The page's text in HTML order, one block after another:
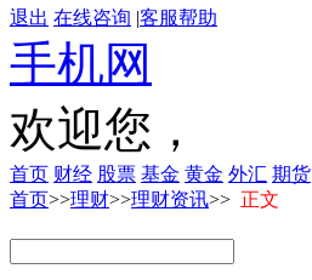
退出 在线咨询 |客服帮助
手机网
欢迎您，
首页 财经 股票 基金 黄金 外汇 期货
首页>>理财>>理财资讯>> 正文